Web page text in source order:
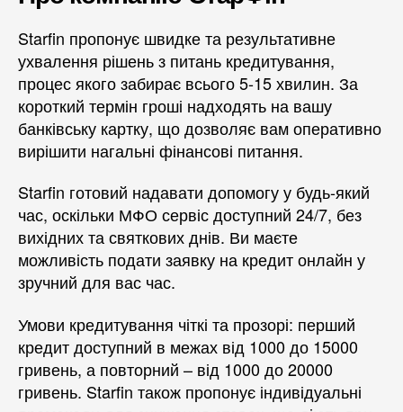
Starfin пропонує швидке та результативне
ухвалення рішень з питань кредитування,
процес якого забирає всього 5-15 хвилин. За
короткий термін гроші надходять на вашу
банківську картку, що дозволяє вам оперативно
вирішити нагальні фінансові питання.
Starfin готовий надавати допомогу у будь-який
час, оскільки МФО сервіс доступний 24/7, без
вихідних та святкових днів. Ви маєте
можливість подати заявку на кредит онлайн у
зручний для вас час.
Умови кредитування чіткі та прозорі: перший
кредит доступний в межах від 1000 до 15000
гривень, а повторний – від 1000 до 20000
гривень. Starfin також пропонує індивідуальні